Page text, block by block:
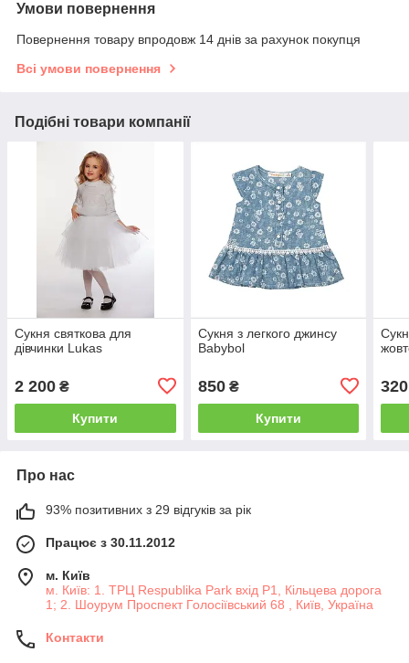
Умови повернення
Повернення товару впродовж 14 днів за рахунок покупця
Всі умови повернення
Подібні товари компанії
Сукня святкова для
дівчинки Lukas
2 200 ₴
Купити
Сукня з легкого джинсу
Babybol
850₴
Купити
320
Про нас
93% позитивних з 29 відгуків за рік
Працює з 30.11.2012
м. Київ
м. Київ: 1. ТРЦ Respublika Park вхід P1, Кільцева дорога
1; 2. Шоурум Проспект Голосіївський 68 , Київ, Україна
Контакти